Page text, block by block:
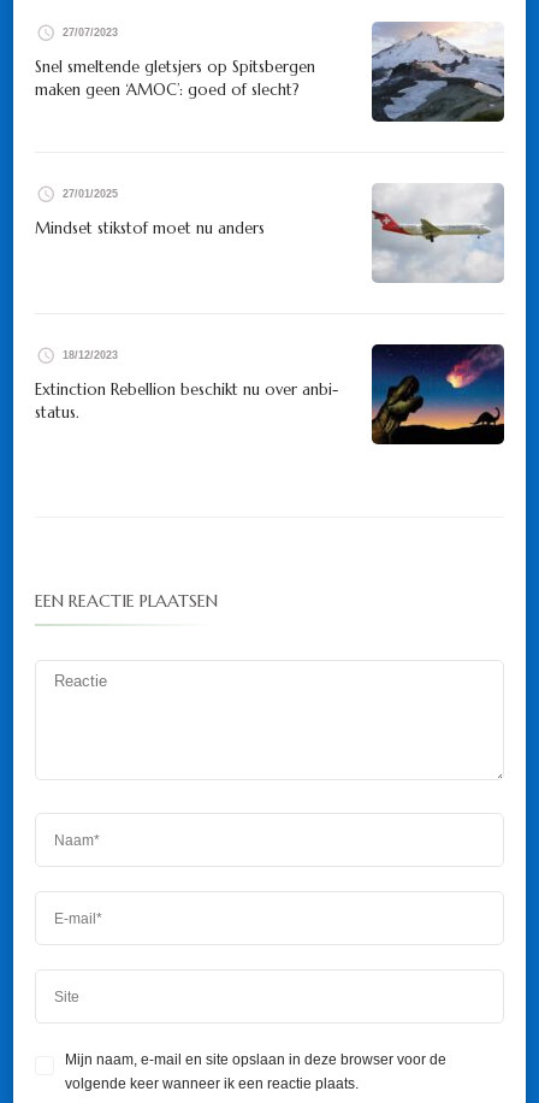
27/07/2023
Snel smeltende gletsjers op Spitsbergen
maken geen ‘AMOC’: goed of slecht?
27/01/2025
Mindset stikstof moet nu anders
18/12/2023
Extinction Rebellion beschikt nu over anbi-
status.
EEN REACTIE PLAATSEN
Mijn naam, e-mail en site opslaan in deze browser voor de
volgende keer wanneer ik een reactie plaats.